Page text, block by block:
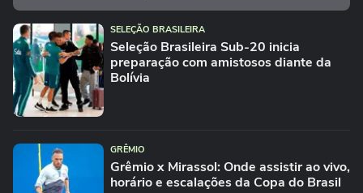
SELEÇÃO BRASILEIRA
Seleção Brasileira Sub-20 inicia
preparação com amistosos diante da
Bolívia
GRÊMIO
Grêmio x Mirassol: Onde assistir ao vivo,
horário e escalações da Copa do Brasil